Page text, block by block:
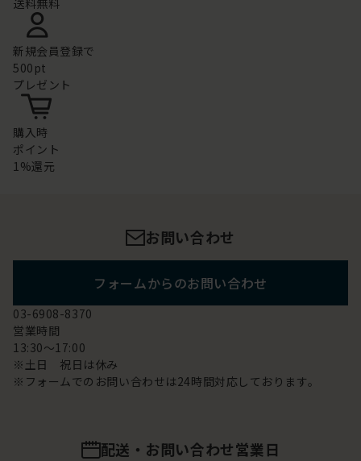
送料無料
新規会員登録で
500pt
プレゼント
購入時
ポイント
1%還元
お問い合わせ
フォームからのお問い合わせ
03-6908-8370
営業時間
13:30～17:00
※土日 祝日は休み
※フォームでのお問い合わせは24時間対応しております。
配送・お問い合わせ営業日